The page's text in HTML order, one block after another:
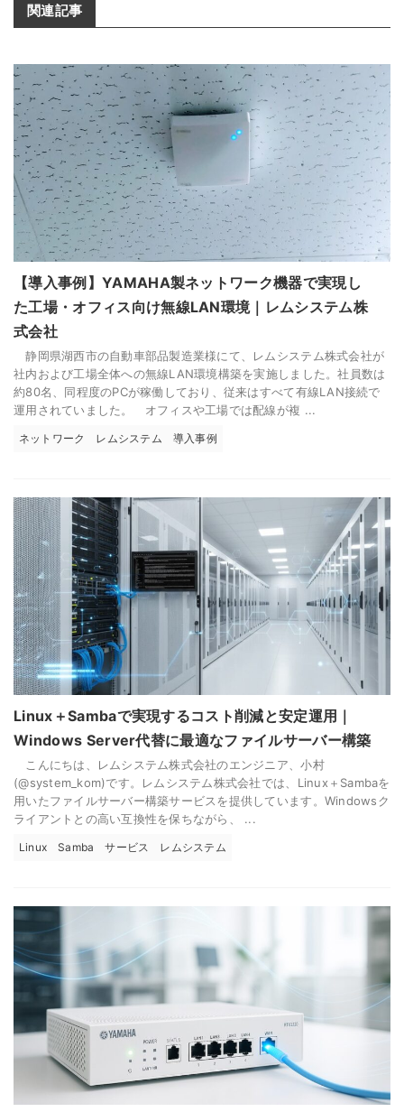
関連記事
【導入事例】YAMAHA製ネットワーク機器で実現し
た工場・オフィス向け無線LAN環境｜レムシステム株
式会社
静岡県湖西市の自動車部品製造業様にて、レムシステム株式会社が
社内および工場全体への無線LAN環境構築を実施しました。社員数は
約80名、同程度のPCが稼働しており、従来はすべて有線LAN接続で
運用されていました。 オフィスや工場では配線が複 ...
ネットワーク レムシステム 導入事例
Linux＋Sambaで実現するコスト削減と安定運用｜
Windows Server代替に最適なファイルサーバー構築
こんにちは、レムシステム株式会社のエンジニア、小村
(@system_kom)です。レムシステム株式会社では、Linux＋Sambaを
用いたファイルサーバー構築サービスを提供しています。Windowsク
ライアントとの高い互換性を保ちながら、 ...
Linux Samba サービス レムシステム